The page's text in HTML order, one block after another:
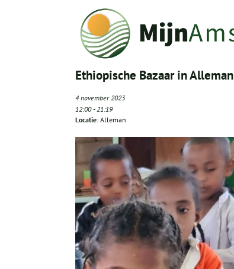
Ethiopische Bazaar in Alleman
4 november 2023
12:00-21:19
Locatie: Alleman